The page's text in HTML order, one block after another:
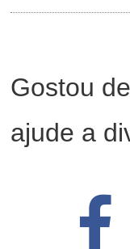
Gostou
ajude a